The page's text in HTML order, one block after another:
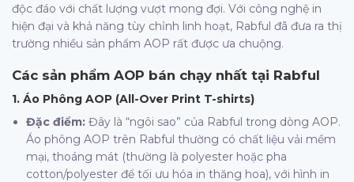
độc đáo với chất lượng vượt mong đợi. Với công nghệ in
hiện đại và khả năng tùy chỉnh linh hoạt, Rabful đã đưa ra thị
trường nhiều sản phẩm AOP rất được ưa chuộng.
Các sản phẩm AOP bán chạy nhất tại Rabful
1. Áo Phông AOP (All-Over Print T-shirts)
Đặc điểm: Đây là “ngôi sao” của Rabful trong dòng AOP.
Áo phông AOP trên Rabful thường có chất liệu vải mềm
mại, thoáng mát (thường là polyester hoặc pha
cotton/polyester để tối ưu hóa in thăng hoa), với hình in